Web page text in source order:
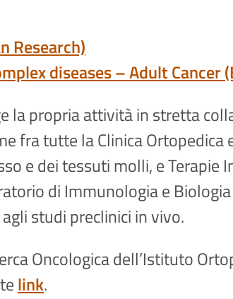
Research)
diseases – Adult Cancer
la propria attività in stretta
fra tutte la Clinica Ortopedica
e dei tessuti molli, e Terapie
di Immunologia e
studi preclinici in vivo.
Oncologica dell’Istituto
link.